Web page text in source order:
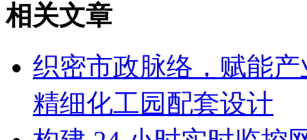
相关文章
织密市政脉络，赋能
精细化工园配套设计